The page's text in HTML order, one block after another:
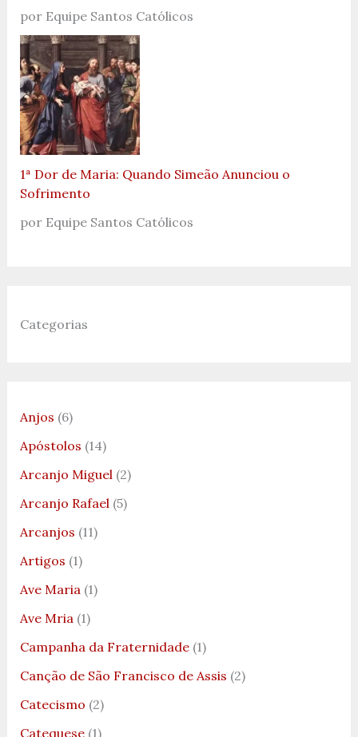
por Equipe Santos Católicos
1ª Dor de Maria: Quando Simeão Anunciou o
Sofrimento
por Equipe Santos Católicos
Categorias
Anjos (6)
Apóstolos (14)
Arcanjo Miguel(2)
Arcanjo Rafael(5)
Arcanjos (11)
Artigos (1)
Ave Maria(1)
Ave Mria(1)
Campanha da Fraternidade(1)
Canção de São Francisco de Assis (2)
Catecismo (2)
Catequese(1)